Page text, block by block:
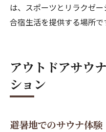
は、スポーツとリラクゼ
合宿生活を提供する場所で
アウトドアサウ
ション
避暑地でのサウナ体験